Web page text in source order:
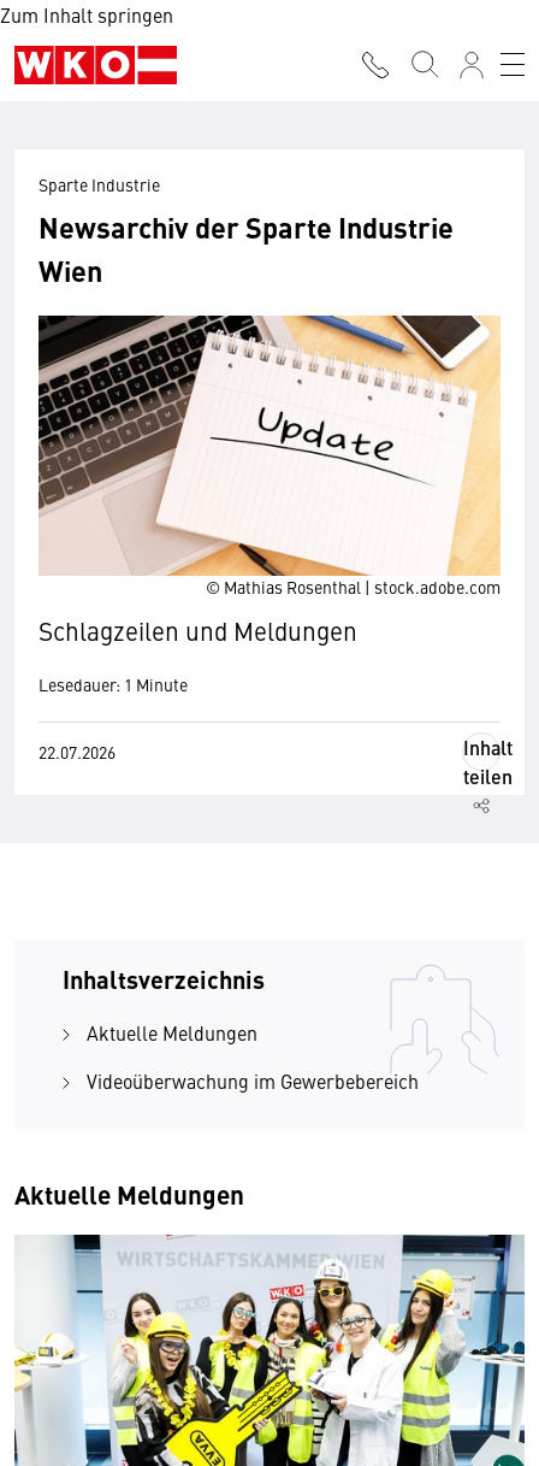
Zum Inhalt springen
© Mathias Rosenthal | stock.adobe.com
Sparte Industrie
Newsarchiv der Sparte Industrie
Wien
Schlagzeilen und Meldungen
Lesedauer: 1 Minute
22.07.2026
Inhalt
teilen
Inhaltsverzeichnis
Aktuelle Meldungen
Videoüberwachung im Gewerbebereich
Aktuelle Meldungen